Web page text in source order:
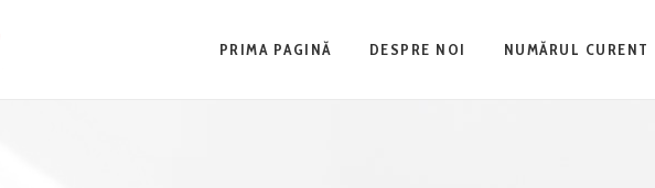
PRIMA PAGINĂ DESPRE NOI NUMĂRUL CURENT